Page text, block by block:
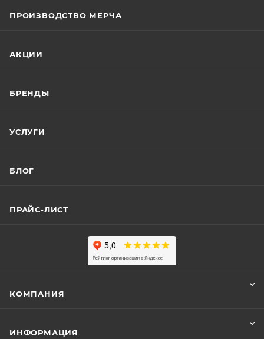
ПРОИЗВОДСТВО МЕРЧА
АКЦИИ
БРЕНДЫ
УСЛУГИ
БЛОГ
ПРАЙС-ЛИСТ
КОМПАНИЯ
ИНФОРМАЦИЯ